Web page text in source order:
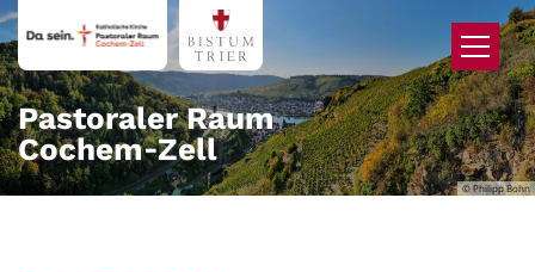
Zum Inhalt springen
© Philipp Bohn
Pastoraler Raum
Cochem‑Zell